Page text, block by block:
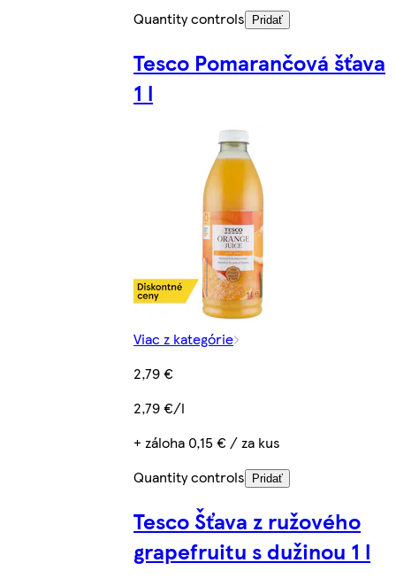
Quantity controls
Pridať
Tesco Pomarančová šťava
1 l
Viac z kategórie
2,79 €
2,79 €/l
+ záloha 0,15 € / za kus
Quantity controls
Pridať
Tesco Šťava z ružového
grapefruitu s dužinou 1 l